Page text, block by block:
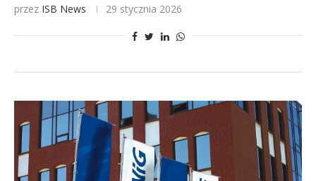
przez ISB News 29 stycznia 2026